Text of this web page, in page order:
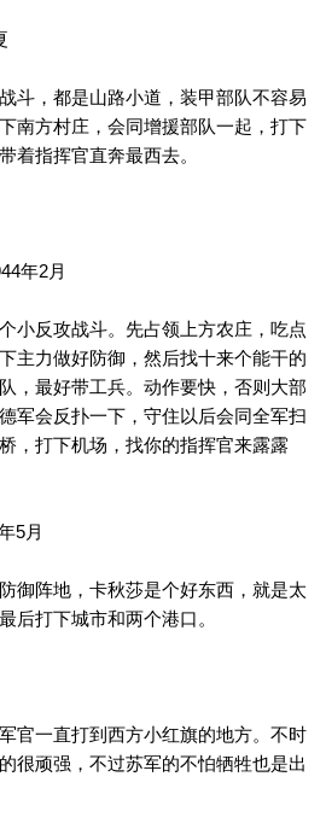
，都是山路小道，装甲部队不容易
南方村庄，会同增援部队一起，打下
着指挥官直奔最西去。
年2月
反攻战斗。先占领上方农庄，吃点
主力做好防御，然后找十来个能干的
，最好带工兵。动作要快，否则大部
军会反扑一下，守住以后会同全军扫
，打下机场，找你的指挥官来露露
5月
阵地，卡秋莎是个好东西，就是太
后打下城市和两个港口。
一直打到西方小红旗的地方。不时
很顽强，不过苏军的不怕牺牲也是出